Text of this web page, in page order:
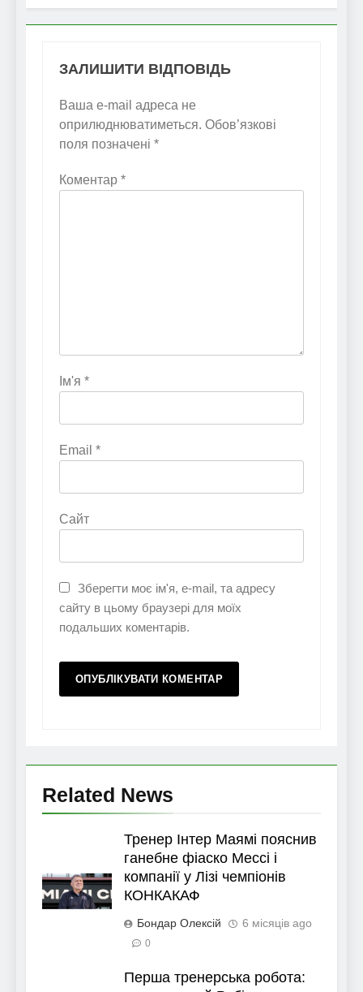
ЗАЛИШИТИ ВІДПОВІДЬ
Ваша e-mail адреса не
оприлюднюватиметься. Обов’язкові
поля позначені *
Коментар *
Ім'я *
Email *
Сайт
Зберегти моє ім'я, e-mail, та адресу
сайту в цьому браузері для моїх
подальших коментарів.
Related News
Тренер Інтер Маямі пояснив
ганебне фіаско Мессі і
компанії у Лізі чемпіонів
КОНКАКАФ
Бондар Олексій 6 місяців ago
0
Перша тренерська робота: